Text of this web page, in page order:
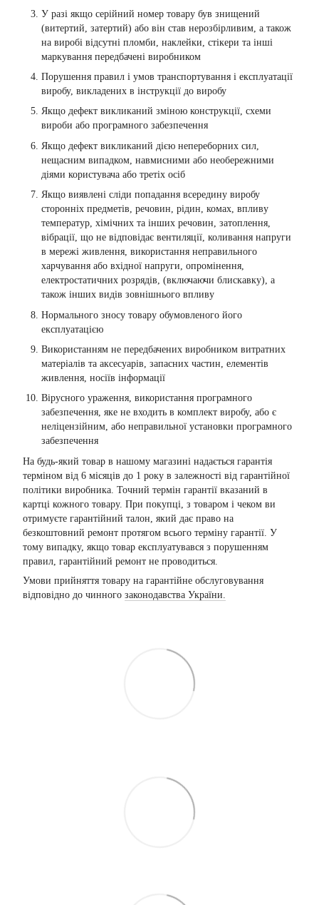
У разі якщо серійний номер товару був знищений
(витертий, затертий) або він став нерозбірливим, а також
на виробі відсутні пломби, наклейки, стікери та інші
маркування передбачені виробником
Порушення правил і умов транспортування і експлуатації
виробу, викладених в інструкції до виробу
Якщо дефект викликаний зміною конструкції, схеми
вироби або програмного забезпечення
Якщо дефект викликаний дією непереборних сил,
нещасним випадком, навмисними або необережними
діями користувача або третіх осіб
Якщо виявлені сліди попадання всередину виробу
сторонніх предметів, речовин, рідин, комах, впливу
температур, хімічних та інших речовин, затоплення,
вібрації, що не відповідає вентиляції, коливання напруги
в мережі живлення, використання неправильного
харчування або вхідної напруги, опромінення,
електростатичних розрядів, (включаючи блискавку), а
також інших видів зовнішнього впливу
Нормального зносу товару обумовленого його
експлуатацією
Використанням не передбачених виробником витратних
матеріалів та аксесуарів, запасних частин, елементів
живлення, носіїв інформації
Вірусного ураження, використання програмного
забезпечення, яке не входить в комплект виробу, або є
неліцензійним, або неправильної установки програмного
забезпечення
На будь-який товар в нашому магазині надається гарантія
терміном від 6 місяців до 1 року в залежності від гарантійної
політики виробника. Точний термін гарантії вказаний в
картці кожного товару. При покупці, з товаром і чеком ви
отримуєте гарантійний талон, який дає право на
безкоштовний ремонт протягом всього терміну гарантії. У
тому випадку, якщо товар експлуатувався з порушенням
правил, гарантійний ремонт не проводиться.
Умови прийняття товару на гарантійне обслуговування
відповідно до чинного законодавства України.